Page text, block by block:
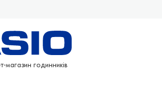
магазин годинників